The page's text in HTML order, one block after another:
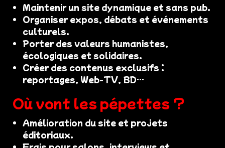
Maintenir un site dynamique et sans pub.
Organiser expos, débats et événements
culturels.
Porter des valeurs humanistes,
écologiques et solidaires.
Créer des contenus exclusifs :
reportages, Web-TV, BD…
Où vont les pépettes ?
Amélioration du site et projets
éditoriaux.